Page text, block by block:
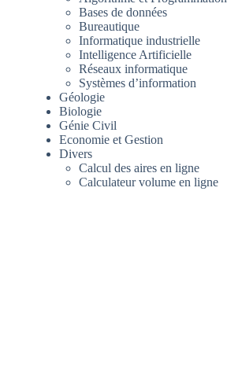
Bases de données
Bureautique
Informatique industrielle
Intelligence Artificielle
Réseaux informatique
Systèmes d’information
Géologie
Biologie
Génie Civil
Economie et Gestion
Divers
Calcul des aires en ligne
Calculateur volume en ligne